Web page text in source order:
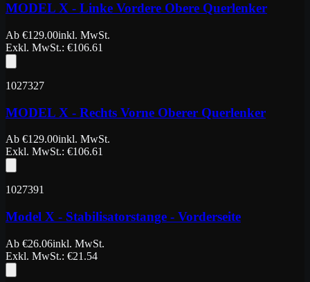
MODEL X - Linke Vordere Obere Querlenker
Ab €129.00inkl. MwSt.
Exkl. MwSt.: €106.61
1027327
MODEL X - Rechts Vorne Oberer Querlenker
Ab €129.00inkl. MwSt.
Exkl. MwSt.: €106.61
1027391
Model X - Stabilisatorstange - Vorderseite
Ab €26.06inkl. MwSt.
Exkl. MwSt.: €21.54